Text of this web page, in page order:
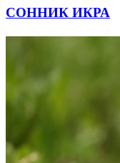
СОННИК ИКРА